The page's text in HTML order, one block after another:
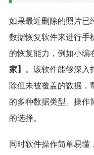
如果最近删除的照片已
数据恢复软件来进行手
的恢复能力，例如小编
家】
。该软件能够深入
除但未被覆盖的数据，
的多种数据类型。操作
的选择。
同时软件操作简单易懂